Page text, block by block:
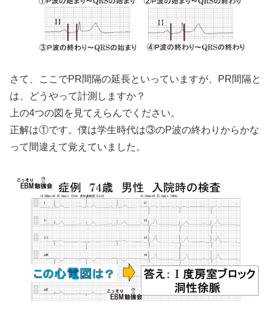
さて、ここでPR間隔の延長といっていますが、PR間隔と
は、どうやって計測しますか？
上の4つの図を見てえらんでください。
正解は①です。僕は学生時代は③のP波の終わりからかな
って間違えて覚えていました。